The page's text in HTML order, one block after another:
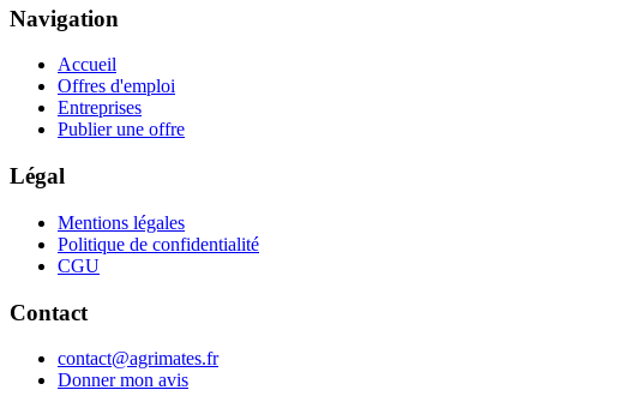
Navigation
Accueil
Offres d'emploi
Entreprises
Publier une offre
Légal
Mentions légales
Politique de confidentialité
CGU
Contact
contact@agrimates.fr
Donner mon avis